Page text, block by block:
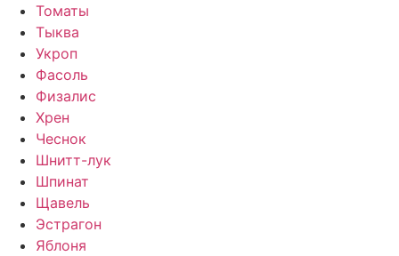
Томаты
Тыква
Укроп
Фасоль
Физалис
Хрен
Чеснок
Шнитт-лук
Шпинат
Щавель
Эстрагон
Яблоня